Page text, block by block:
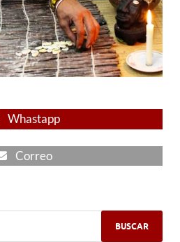
Whastapp
Correo